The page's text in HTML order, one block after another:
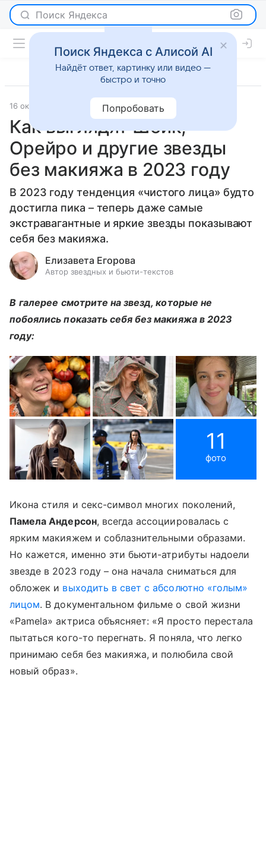
Поиск Яндекса
16 октября 2023 История успеха
Как выглядят Шейк,
Орейро и другие звезды
без макияжа в 2023 году
В 2023 году тенденция «чистого лица» будто
достигла пика – теперь даже самые
экстравагантные и яркие звезды показывают
себя без макияжа.
Елизавета Егорова
Автор звездных и бьюти-текстов
В галерее смотрите на звезд, которые не
побоялись показать себя без макияжа в 2023
году:
11
фото
Икона стиля и секс-символ многих поколений,
Памела Андерсон, всегда ассоциировалась с
ярким макияжем и соблазнительными образами.
Но кажется, именно эти бьюти-атрибуты надоели
звезде в 2023 году – она начала сниматься для
обложек и выходить в свет с абсолютно «голым»
лицом. В документальном фильме о свой жизни
«Pamela» актриса объясняет: «Я просто перестала
пытаться кого-то перегнать. Я поняла, что легко
принимаю себя без макияжа, и полюбила свой
новый образ».
Поиск Яндекса с Алисой AI
Найдёт ответ, картинку или видео —
быстро и точно
Попробовать